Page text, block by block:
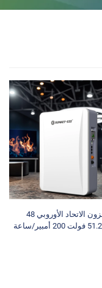
مخزون الاتحاد الأوروبي 48
فولت/51.2 فولت 200 أمبير/ساعة